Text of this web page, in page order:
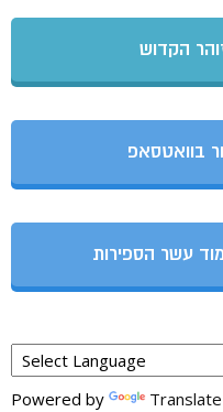
הקדוש
בוואטסאפ
עשר הספירות
Powered by Translate